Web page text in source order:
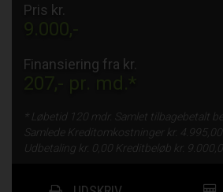
Pris kr.
9.000,-
Finansiering fra kr.
207,- pr. md.*
* Løbetid 120 mdr. Samlet tilbagebetalt
Samlede Kreditomkostninger kr.
4.995,00
Udbetaling kr.
0,00 Kreditbeløb kr.